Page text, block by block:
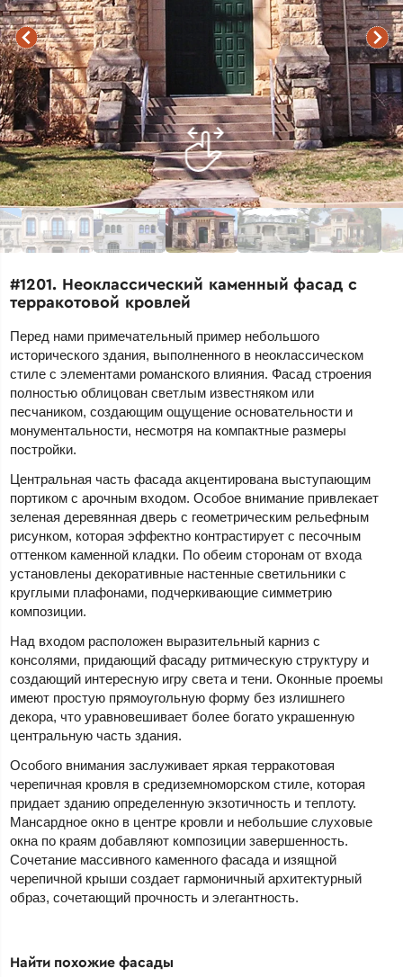
#1201. Неоклассический каменный фасад с
терракотовой кровлей
Перед нами примечательный пример небольшого
исторического здания, выполненного в неоклассическом
стиле с элементами романского влияния. Фасад строения
полностью облицован светлым известняком или
песчаником, создающим ощущение основательности и
монументальности, несмотря на компактные размеры
постройки.
Центральная часть фасада акцентирована выступающим
портиком с арочным входом. Особое внимание привлекает
зеленая деревянная дверь с геометрическим рельефным
рисунком, которая эффектно контрастирует с песочным
оттенком каменной кладки. По обеим сторонам от входа
установлены декоративные настенные светильники с
круглыми плафонами, подчеркивающие симметрию
композиции.
Над входом расположен выразительный карниз с
консолями, придающий фасаду ритмическую структуру и
создающий интересную игру света и тени. Оконные проемы
имеют простую прямоугольную форму без излишнего
декора, что уравновешивает более богато украшенную
центральную часть здания.
Особого внимания заслуживает яркая терракотовая
черепичная кровля в средиземноморском стиле, которая
придает зданию определенную экзотичность и теплоту.
Мансардное окно в центре кровли и небольшие слуховые
окна по краям добавляют композиции завершенность.
Сочетание массивного каменного фасада и изящной
черепичной крыши создает гармоничный архитектурный
образ, сочетающий прочность и элегантность.
Найти похожие фасады